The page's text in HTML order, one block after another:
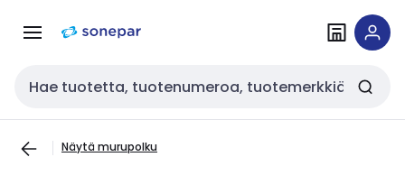
navigointiinsisältöön
Haku
Näytä murupolku